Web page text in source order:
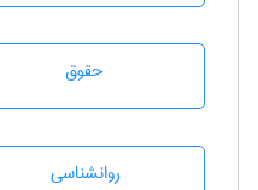
حقوق
روانشناسی